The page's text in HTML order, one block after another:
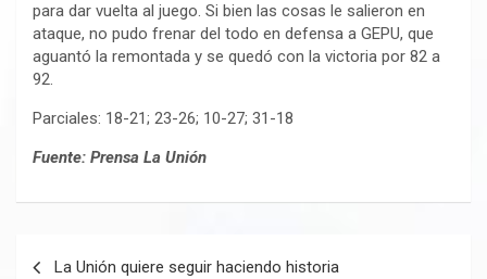
para dar vuelta al juego. Si bien las cosas le salieron en
ataque, no pudo frenar del todo en defensa a GEPU, que
aguantó la remontada y se quedó con la victoria por 82 a
92.
Parciales: 18-21; 23-26; 10-27; 31-18
Fuente: Prensa La Unión
La Unión quiere seguir haciendo historia